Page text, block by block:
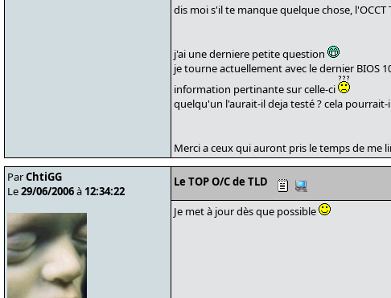
dis moi s'il te manque quelque chose,
j'ai une derniere petite question
je tourne actuellement avec le dernier BIOS
information pertinante sur celle-ci
quelqu'un l'aurait-il deja testé ? cela
Merci a ceux qui auront pris le temps de me
ParChtiGG
Le29/06/2006à 12:34:22
Le TOP O/C de TLD
Je met à jour dès que possible